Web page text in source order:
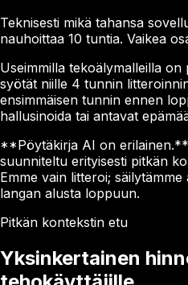
Teknisesti mikä tahansa
nauhoittaa 10 tuntia. Vaikea
Useimmilla tekoälymalleilla
syötät niille 4 tunnin
ensimmäisen tunnin ennen
hallusinoida tai antavat
**Pöytäkirja AI on
suunniteltu erityisesti pitkän
Emme vain litteroi;
langan alusta loppuun.
Pitkän kontekstin etu
Yksinkertainen